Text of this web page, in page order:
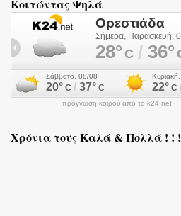
Κοιτώντας Ψηλά
πρόγνωση καιρού από το k24.net
Χρόνια τους Καλά & Πολλά ! ! !